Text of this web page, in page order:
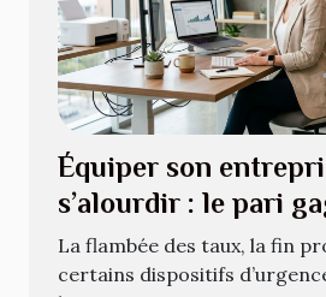
Équiper son
s’alourdir : le pari
location de matériel
La flambée des taux, la fin
certains dispositifs